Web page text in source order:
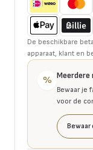
De beschikbare
apparaat, klant en
% Meerdere
Bewaar je
voor de